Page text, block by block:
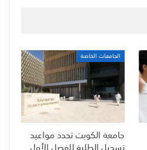
الجامعات الخاصة
جامعة الكويت تحدد مواعيد